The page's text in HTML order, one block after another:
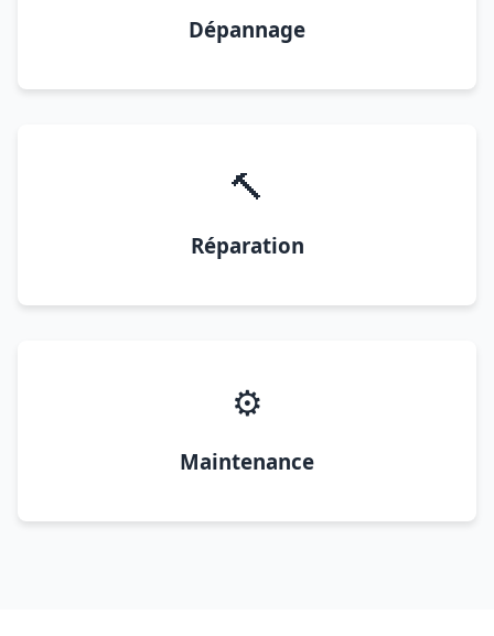
Dépannage
🔨
Réparation
⚙️
Maintenance